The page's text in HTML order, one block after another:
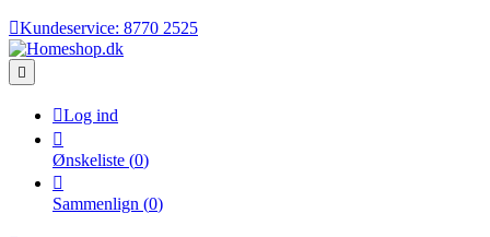
Kundeservice: 8770 2525

Log ind

Ønskeliste (0)

Sammenlign (0)